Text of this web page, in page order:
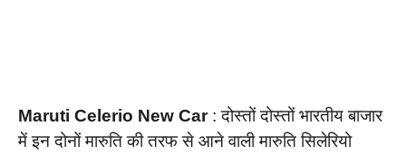
Maruti Celerio New Car: दोस्तों दोस्तों भारतीय बाजार
में इन दोनों मारुति की तरफ से आने वाली मारुति सिलेरियो